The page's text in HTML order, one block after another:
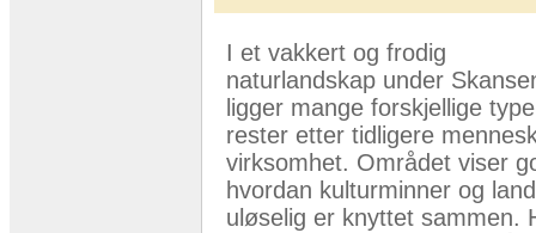
I et vakkert og frodig
naturlandskap under
ligger mange forskjellige
rester etter tidligere
virksomhet. Området viser
hvordan kulturminner og
uløselig er knyttet sammen.